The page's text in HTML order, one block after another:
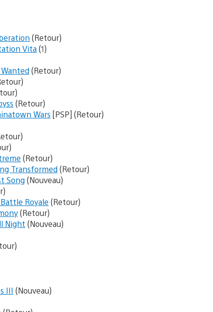
(Retour)
Vita(1)
(Retour)
(Retour)
Wars [PSP] (Retour)
(Retour)
Transformed (Retour)
Song (Nouveau)
Royale (Retour)
(Retour)
Night (Nouveau)
III (Nouveau)